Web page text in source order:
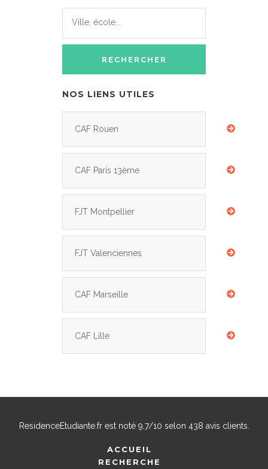
NOS LIENS UTILES
CAF Rouen
CAF Paris 13ème
FJT Montpellier
FJT Valenciennes
CAF Marseille
CAF Lille
ResidenceEtudiante.frest noté 9,7/10 selon 438 avis clients.
ACCUEIL
RECHERCHE